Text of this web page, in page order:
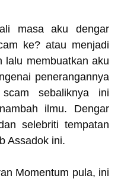
masa aku dengar
ke? atau menjadi
lalu membuatkan aku
penerangannya
sebaliknya ini
ilmu. Dengar
selebriti tempatan
Assadok ini.
Momentum pula, ini